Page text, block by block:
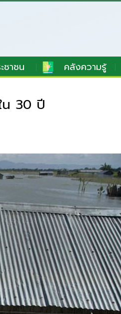
ชาชน คลังความรู้
น 30 ปี